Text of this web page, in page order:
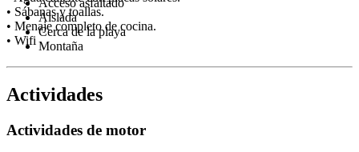
• Sábanas y toallas.
• Menaje completo de cocina.
• Wifi
Aislada
Cerca de la playa
Montaña
Actividades
Actividades de motor